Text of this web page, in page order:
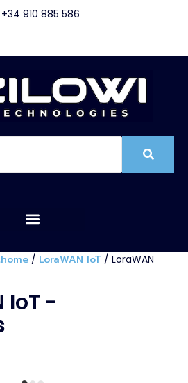
+34 910 885 586
/ LoraWAN IoT / LoraWAN
IoT -